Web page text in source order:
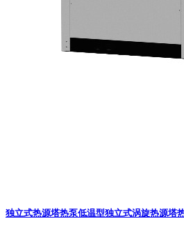
独立式热源塔热泵低温型独立式涡旋热源塔